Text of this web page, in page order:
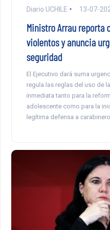
Diario UCHILE 13-07-
Ministro Arrau reporta
violentos y anuncia
seguridad
El Ejecutivo dará suma
regula las reglas del uso de
inmediata tanto para la
adolescente como para la
legítima defensa a